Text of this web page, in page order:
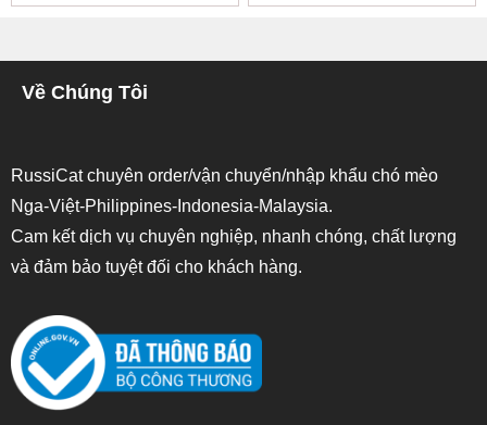
Về Chúng Tôi
RussiCat chuyên order/vận chuyển/nhập khẩu chó mèo
Nga-Việt-Philippines-Indonesia-Malaysia.
Cam kết dịch vụ chuyên nghiệp, nhanh chóng, chất lượng
và đảm bảo tuyệt đối cho khách hàng.